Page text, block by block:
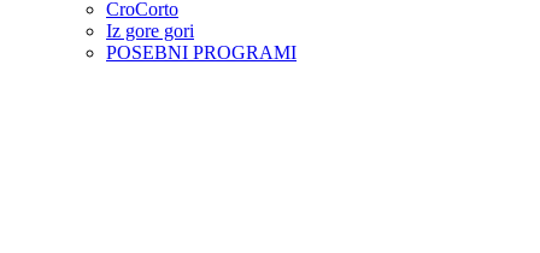
CroCorto
Iz gore gori
POSEBNI PROGRAMI